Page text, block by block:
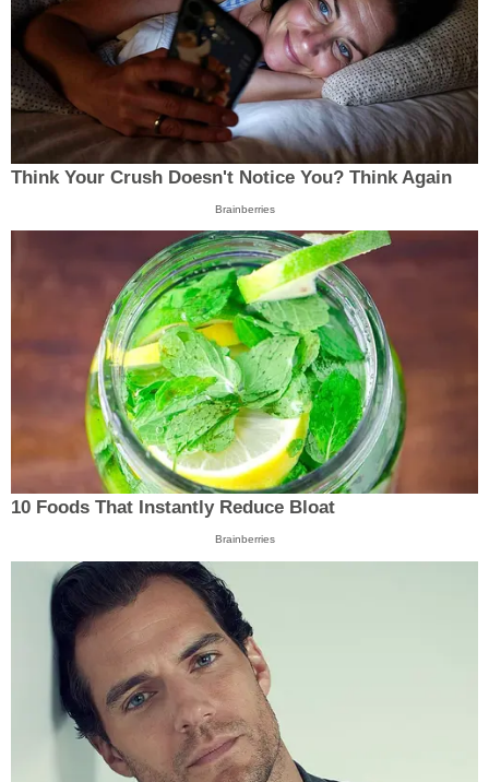
Think Your Crush Doesn't Notice You? Think Again
Brainberries
10 Foods That Instantly Reduce Bloat
Brainberries